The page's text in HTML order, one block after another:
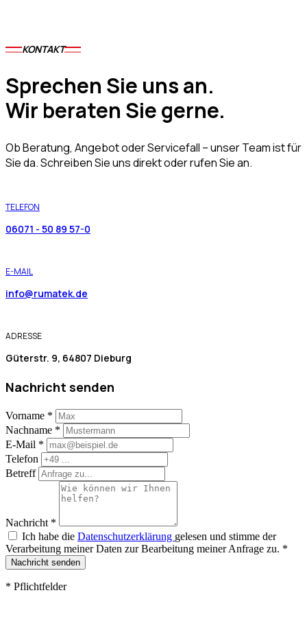
KONTAKT
Sprechen Sie uns an.
Wir beraten Sie gerne.
Ob Beratung, Angebot oder Servicefall – unser Team ist für
Sie da. Schreiben Sie uns direkt oder rufen Sie an.
TELEFON
06071 - 50 89 57-0
E-MAIL
info@rumatek.de
ADRESSE
Güterstr. 9, 64807 Dieburg
Nachricht senden
Vorname *
Nachname *
E-Mail *
Telefon
Betreff
Nachricht *
Ich habe die Datenschutzerklärung gelesen und stimme der
Verarbeitung meiner Daten zur Bearbeitung meiner Anfrage zu. *
Nachricht senden
* Pflichtfelder